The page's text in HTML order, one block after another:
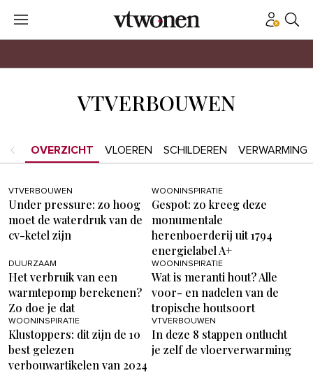
VTVERBOUWEN
OVERZICHT VLOEREN SCHILDEREN VERWARMING
VTVERBOUWEN
Under pressure: zo hoog
moet de waterdruk van de
cv-ketel zijn
WOONINSPIRATIE
Gespot: zo kreeg deze
monumentale
herenboerderij uit 1794
energielabel A+
DUURZAAM
Het verbruik van een
warmtepomp berekenen?
Zo doe je dat
WOONINSPIRATIE
Wat is meranti hout? Alle
voor- en nadelen van de
tropische houtsoort
WOONINSPIRATIE
Klustoppers: dit zijn de 10
best gelezen
verbouwartikelen van 2024
VTVERBOUWEN
In deze 8 stappen ontlucht
je zelf de vloerverwarming